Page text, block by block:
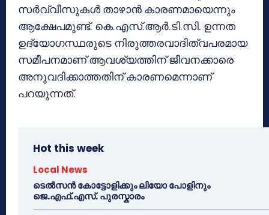
സര്‍വ്വീസുകള്‍ താഴാന്‍ കാരണമായെന്നും
ആക്ഷേപമുണ്ട്. കെ.എസ്.ആര്‍.ടി.സി. ഉന്നത
ഉദ്യോഗസ്ഥരുടെ നിരുത്തരവാദിത്വപരമായ
സമീപനമാണ് ആവശ്യത്തിന് ജീവനക്കാരെ
അനുവദിക്കാത്തതിന് കാരണമെന്നാണ്
പറയുന്നത്.
Hot this week
Local News
ടെൽസൻ കോട്ടോളിക്കും ലിയോ പോളിനും
ജെ.എഫ്.എസ്. പുരസ്കാരം